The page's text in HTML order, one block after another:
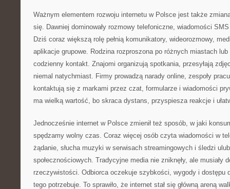
Ważnym elementem rozwoju internetu w Polsce jest także
się. Dawniej dominowały rozmowy telefoniczne, wiadomości
Dziś coraz większą rolę pełnią komunikatory, wideorozmowy,
aplikacje grupowe. Rodzina rozproszona po różnych miastach
codzienny kontakt. Znajomi organizują spotkania, przesyłają
niemal natychmiast. Firmy prowadzą narady online, zespoły
kontaktują się z markami przez czat, formularze i wiadomości
ma wielką wartość, bo skraca dystans, przyspiesza reakcje i
Jednocześnie internet w Polsce zmienił też sposób, w jaki
spędzamy wolny czas. Coraz więcej osób czyta wiadomości w
żądanie, słucha muzyki w serwisach streamingowych i śledzi
społecznościowych. Tradycyjne media nie zniknęły, ale musiały
rzeczywistości. Odbiorca oczekuje szybkości, wygody i dostępu
tego potrzebuje. To sprawiło, że internet stał się główną areną